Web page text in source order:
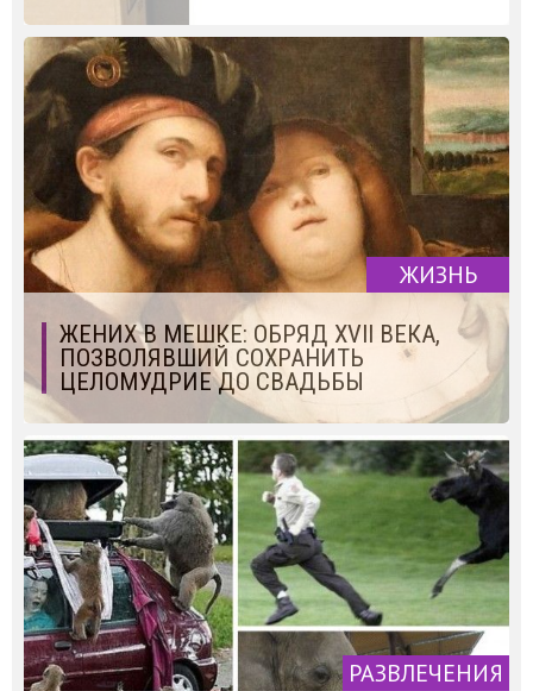
ЖИЗНЬ
ЖЕНИХ В МЕШКЕ: ОБРЯД XVII ВЕКА,
ПОЗВОЛЯВШИЙ СОХРАНИТЬ
ЦЕЛОМУДРИЕ ДО СВАДЬБЫ
РАЗВЛЕЧЕНИЯ